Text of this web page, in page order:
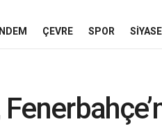
ÇEVRE SPOR